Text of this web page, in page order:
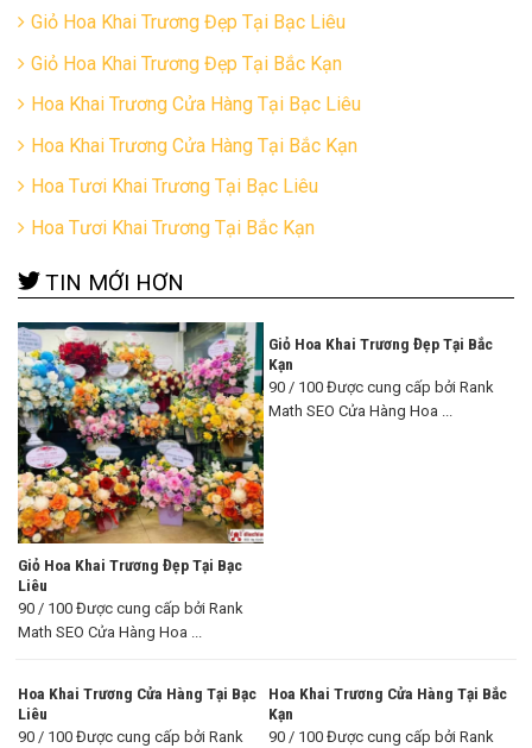
Giỏ Hoa Khai Trương Đẹp Tại Bạc Liêu
Giỏ Hoa Khai Trương Đẹp Tại Bắc Kạn
Hoa Khai Trương Cửa Hàng Tại Bạc Liêu
Hoa Khai Trương Cửa Hàng Tại Bắc Kạn
Hoa Tươi Khai Trương Tại Bạc Liêu
Hoa Tươi Khai Trương Tại Bắc Kạn
TIN MỚI HƠN
Giỏ Hoa Khai Trương Đẹp Tại Bạc
Liêu
90 / 100 Được cung cấp bởi Rank
Math SEO Cửa Hàng Hoa ...
Giỏ Hoa Khai Trương Đẹp Tại Bắc
Kạn
90 / 100 Được cung cấp bởi Rank
Math SEO Cửa Hàng Hoa ...
Hoa Khai Trương Cửa Hàng Tại Bạc
Liêu
90 / 100 Được cung cấp bởi Rank
Hoa Khai Trương Cửa Hàng Tại Bắc
Kạn
90 / 100 Được cung cấp bởi Rank